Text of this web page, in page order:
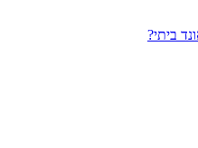
ביתי?